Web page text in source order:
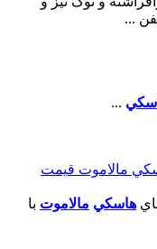
...
...
مالاموت قيمت
هاسکي مالاموت با